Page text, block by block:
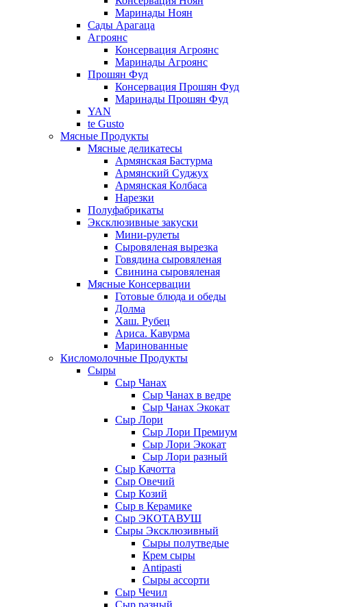
Маринады Ноян
Сады Арагаца
Агроянс
Консервация Агроянс
Маринады Агроянс
Прошян Фуд
Консервация Прошян Фуд
Маринады Прошян Фуд
YAN
te Gusto
Мясные Продукты
Мясные деликатесы
Армянская Бастурма
Армянский Суджух
Армянская Колбаса
Нарезки
Полуфабрикаты
Эксклюзивные закуски
Мини-рулеты
Сыровяленая вырезка
Говядина сыровяленая
Свинина сыровяленая
Мясные Консервации
Готовые блюда и обеды
Долма
Хаш. Рубец
Ариса. Кавурма
Маринованные
Кисломолочные Продукты
Сыры
Сыр Чанах
Сыр Чанах в ведре
Сыр Чанах Экокат
Сыр Лори
Сыр Лори Премиум
Сыр Лори Экокат
Сыр Лори разный
Сыр Качотта
Сыр Овечий
Сыр Козий
Сыр в Керамике
Сыр ЭКОТАВУШ
Сыры Эксклюзивный
Сыры полутведые
Крем сыры
Antipasti
Сыры ассорти
Сыр Чечил
Сыр разный